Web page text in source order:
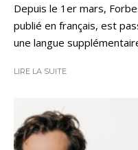
Depuis le 1er mars,
publié en français, est
une langue
LIRE LA SUITE